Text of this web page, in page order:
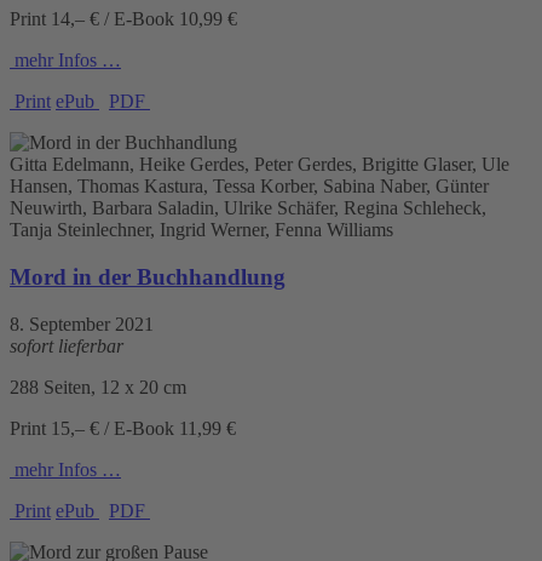
Print 14,– € / E-Book 10,99 €
mehr Infos …
Print ePub PDF
Gitta Edelmann, Heike Gerdes, Peter Gerdes, Brigitte Glaser, Ule
Hansen, Thomas Kastura, Tessa Korber, Sabina Naber, Günter
Neuwirth, Barbara Saladin, Ulrike Schäfer, Regina Schleheck,
Tanja Steinlechner, Ingrid Werner, Fenna Williams
Mord in der Buchhandlung
8. September 2021
sofort lieferbar
288 Seiten, 12 x 20 cm
Print 15,– € / E-Book 11,99 €
mehr Infos …
Print ePub PDF